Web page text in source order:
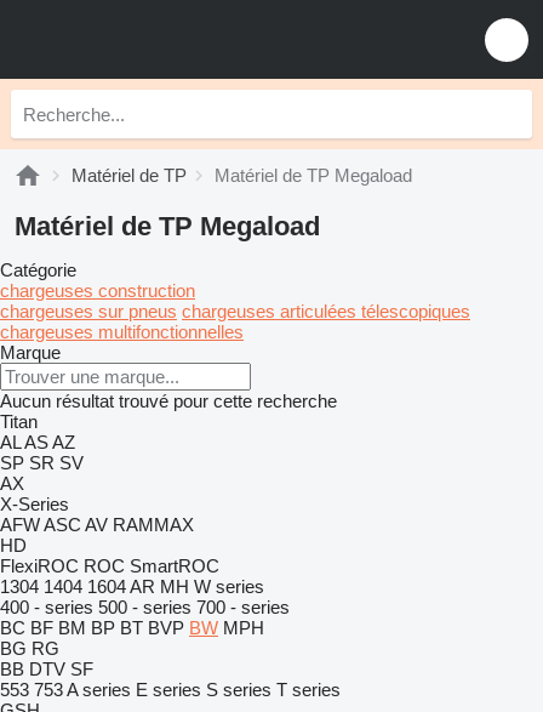
Matériel de TP Matériel de TP Megaload
Matériel de TP Megaload
Catégorie
chargeuses construction
chargeuses sur pneus chargeuses articulées télescopiques
chargeuses multifonctionnelles
Marque
Aucun résultat trouvé pour cette recherche
Titan
ALASAZ
SP SR SV
AX
X-Series
AFWASC AV RAMMAX
HD
FlexiROC ROC SmartROC
1304 1404 1604AR MH W series
400 - series 500 - series 700 - series
BC BF BM BP BT BVP BW MPH
BG RG
BB DTV SF
553 753A series E series S series T series